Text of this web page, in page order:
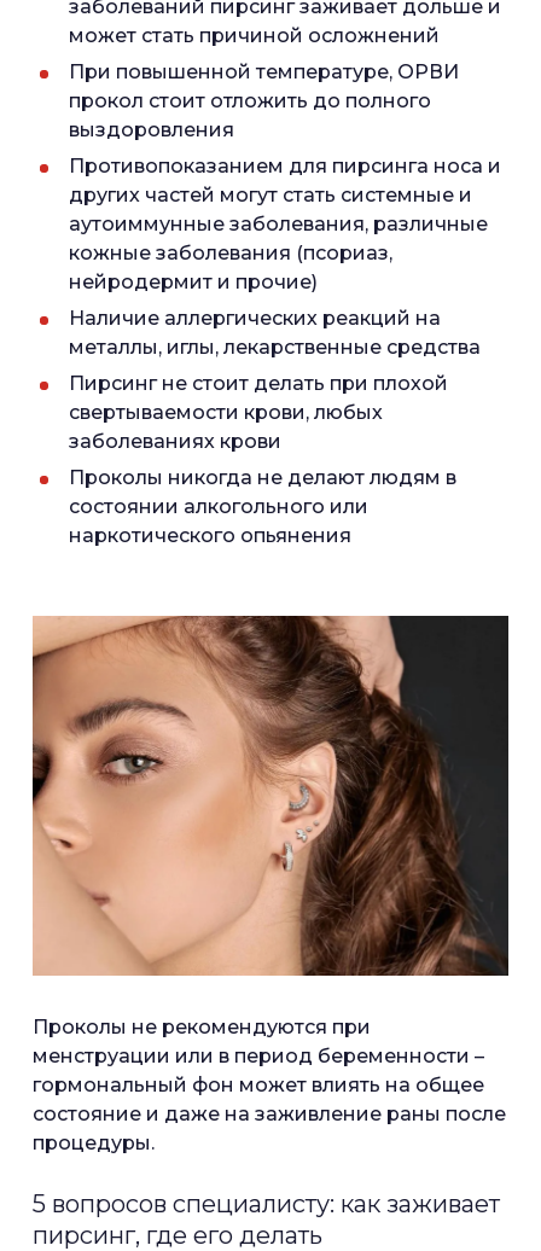
заболеваний пирсинг заживает дольше и
может стать причиной осложнений
При повышенной температуре, ОРВИ
прокол стоит отложить до полного
выздоровления
Противопоказанием для пирсинга носа и
других частей могут стать системные и
аутоиммунные заболевания, различные
кожные заболевания (псориаз,
нейродермит и прочие)
Наличие аллергических реакций на
металлы, иглы, лекарственные средства
Пирсинг не стоит делать при плохой
свертываемости крови, любых
заболеваниях крови
Проколы никогда не делают людям в
состоянии алкогольного или
наркотического опьянения
Проколы не рекомендуются при
менструации или в период беременности –
гормональный фон может влиять на общее
состояние и даже на заживление раны после
процедуры.
5 вопросов специалисту: как заживает
пирсинг, где его делать